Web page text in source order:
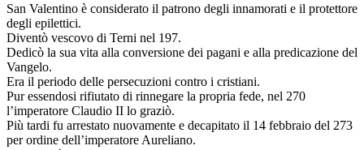
San Valentino è considerato il patrono degli innamorati e il protettore
degli epilettici.
Diventò vescovo di Terni nel 197.
Dedicò la sua vita alla conversione dei pagani e alla predicazione del
Vangelo.
Era il periodo delle persecuzioni contro i cristiani.
Pur essendosi rifiutato di rinnegare la propria fede, nel 270
l’imperatore Claudio II lo graziò.
Più tardi fu arrestato nuovamente e decapitato il 14 febbraio del 273
per ordine dell’imperatore Aureliano.